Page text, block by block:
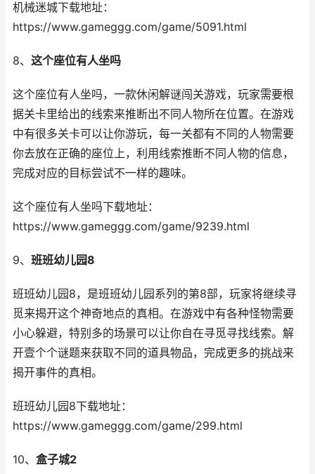
机械迷城下载地址：
https://www.gameggg.com/game/5091.html
8、 这个座位有人坐吗
这个座位有人坐吗，一款休闲解谜闯关游戏，玩家需要根
据关卡里给出的线索来推断出不同人物所在位置。在游戏
中有很多关卡可以让你游玩，每一关都有不同的人物需要
你去放在正确的座位上，利用线索推断不同人物的信息，
完成对应的目标尝试不一样的趣味。
这个座位有人坐吗下载地址：
https://www.gameggg.com/game/9239.html
9、 班班幼儿园8
班班幼儿园8，是班班幼儿园系列的第8部，玩家将继续寻
觅来揭开这个神奇地点的真相。在游戏中有各种怪物需要
小心躲避，特别多的场景可以让你自在寻觅寻找线索。解
开壹个个谜题来获取不同的道具物品，完成更多的挑战来
揭开事件的真相。
班班幼儿园8下载地址：
https://www.gameggg.com/game/299.html
10、 盒子城2